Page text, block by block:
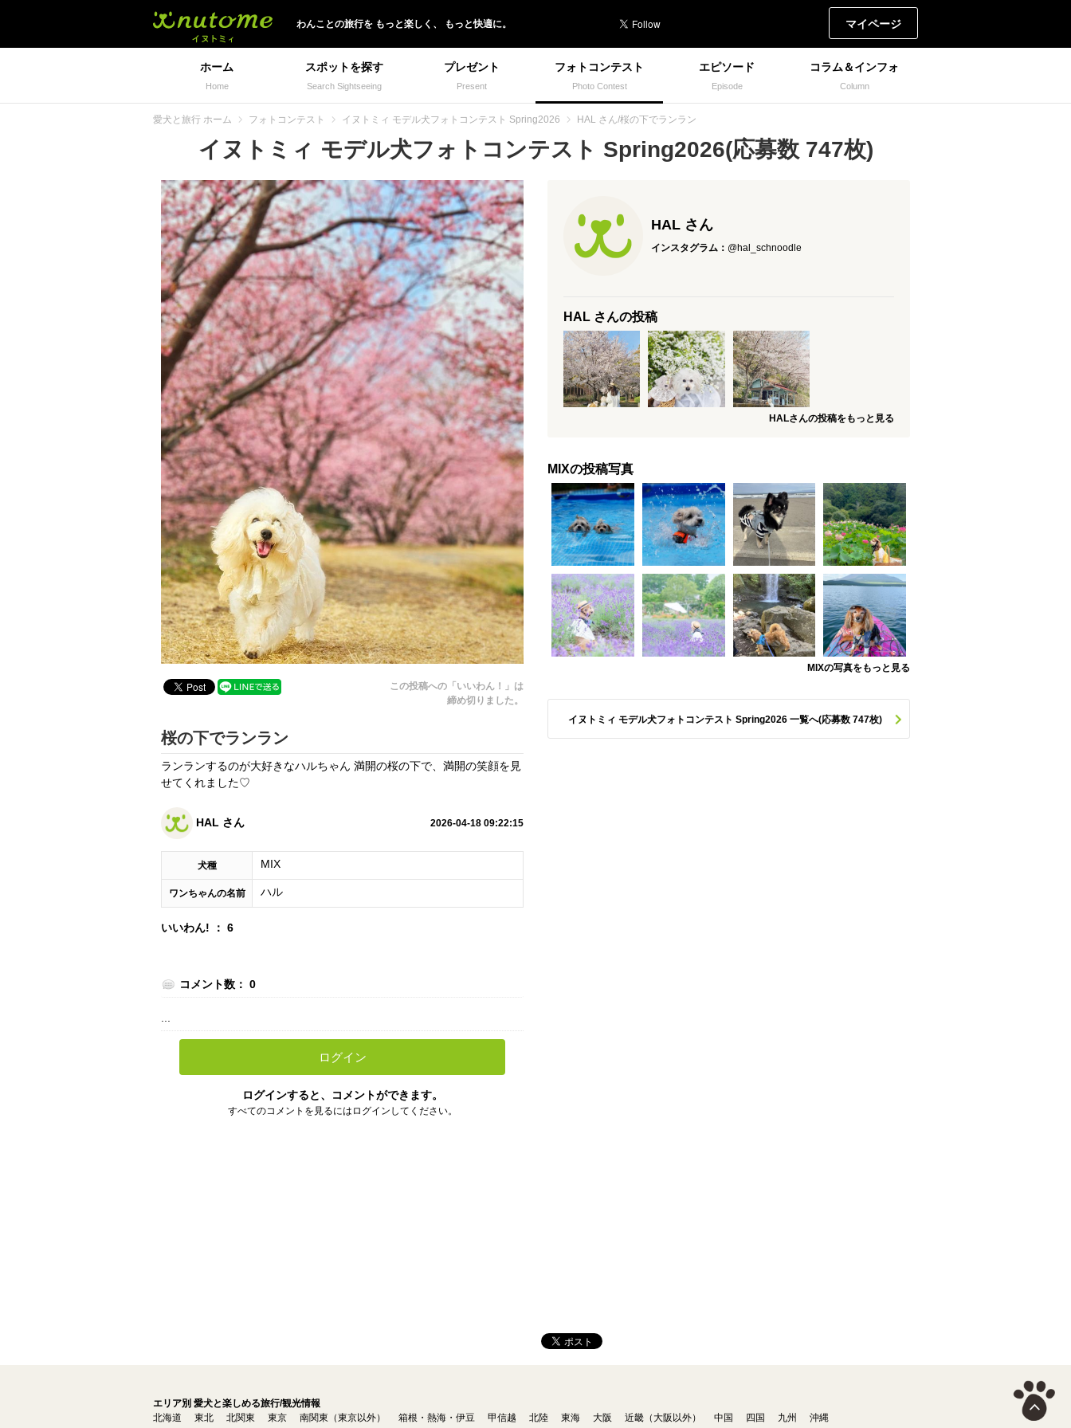
わんことの旅行を もっと楽しく、 もっと快適に。 マイページ
ホーム
Home
スポットを探す
Search Sightseeing
プレゼント
Present
フォトコンテスト
Photo Contest
エピソード
Episode
コラム＆インフォ
Column
愛犬と旅行 ホーム フォトコンテスト イヌトミィ モデル犬フォトコンテスト Spring2026 HAL さん/桜の下でランラン
イヌトミィ モデル犬フォトコンテスト Spring2026(応募数 747枚)
この投稿への「いいわん！」は
締め切りました。
桜の下でランラン
ランランするのが大好きなハルちゃん 満開の桜の下で、満開の笑顔を見
せてくれました♡
HAL さん 2026-04-18 09:22:15
犬種 MIX
ワンちゃんの名前 ハル
いいわん! ： 6
コメント数： 0
ログイン
ログインすると、コメントができます。
すべてのコメントを見るにはログインしてください。
HAL さん
インスタグラム： @hal_schnoodle
HAL さんの投稿
HALさんの投稿をもっと見る
MIXの投稿写真
MIXの写真をもっと見る
イヌトミィ モデル犬フォトコンテスト Spring2026 一覧へ(応募数 747枚)
エリア別 愛犬と楽しめる旅行/観光情報
北海道
東北 北関東 東京 南関東（東京以外） 箱根・熱海・伊豆 甲信越 北陸 東海 大阪 近畿（大阪以外） 中国 四国 九州 沖縄